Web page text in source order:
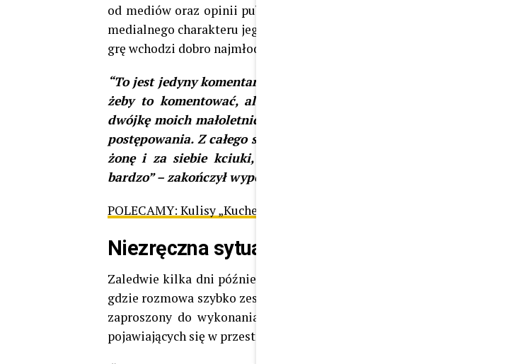
od mediów oraz opinii publicznej powściągliwości i szacunku. To
medialnego charakteru jego życia, są granice, których nie chce
grę wchodzi dobro najmłodszych.
“To jest jedyny komentarz. Zdaję sobie sprawę, że to jest państwa
żeby to komentować, ale bardzo serdecznie, gorąco państwa
dwójkę moich małoletnich dzieci o wstrzemięźliwość w opiniach do
postępowania. Z całego serca dziękuję i co mogę powiedzieć?
żonę i za siebie kciuki, żebyśmy przez to przeszli jak najmniej
bardzo” – zakończył wypowiedź.
POLECAMY: Kulisy „Kuchennych rewolucji” ujawnione. Kto finansuje
Niezręczna sytuacja z Wiśniewskim w „Halo
Zaledwie kilka dni później
gdzie rozmowa szybko zeszła na temat jego najnowszej piosenki
zaproszony do wykonania utworu na żywo, jednak zanim do tego
pojawiających się w przestrzeni publicznej spekulacji dotyczących jego